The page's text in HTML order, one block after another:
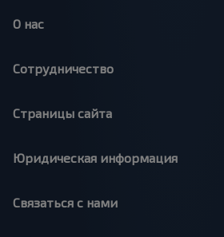
О нас
Сотрудничество
Страницы сайта
Юридическая информация
Связаться с нами